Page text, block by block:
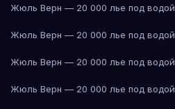
Жюль Верн — 20 000 лье под водой
Жюль Верн — 20 000 лье под водой
Жюль Верн — 20 000 лье под водой
Жюль Верн — 20 000 лье под водой